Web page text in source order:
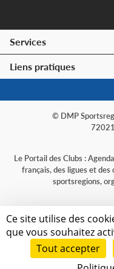
Ce site utilise des
que vous souhaitez
Tout accepter
Services
Liens pratiques
© DMP
Le Portail des Clubs :
français, des ligues et
sportsregions,